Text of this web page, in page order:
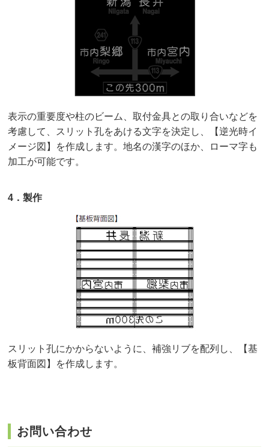
表示の重要度や柱のビーム、取付金具との取り合いなどを
考慮して、スリット孔をあける文字を決定し、【逆光時イ
メージ図】を作成します。地名の漢字のほか、ローマ字も
加工が可能です。
4．製作
スリット孔にかからないように、補強リブを配列し、【基
板背面図】を作成します。
お問い合わせ